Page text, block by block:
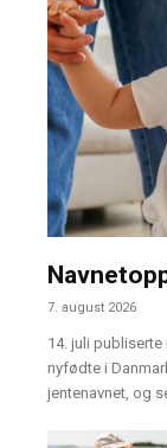
7. august 2026
14. juli
nyfødte i
jentenavnet, og